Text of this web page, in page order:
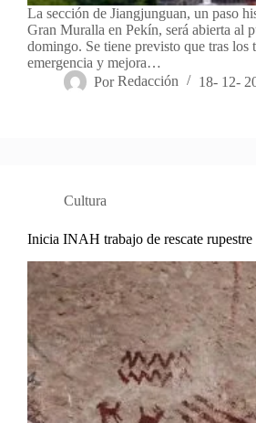
La sección de Jiangjunguan, un paso
Gran Muralla en Pekín, será abierta al
domingo. Se tiene previsto que tras los
emergencia y mejora…
Por Redacción 18- 12-
Cultura
Inicia INAH trabajo de rescate